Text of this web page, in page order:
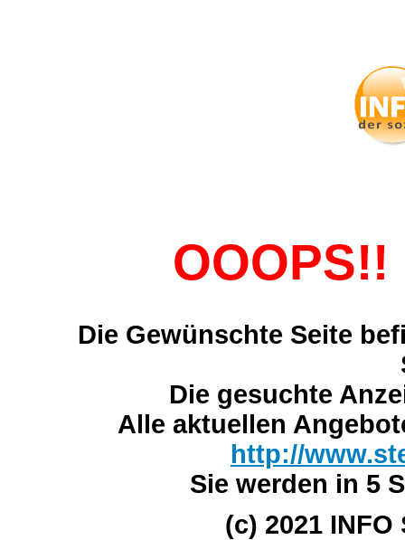
OOOPS!!
Die Gewünschte Seite
Die gesuchte
Alle aktuellen
http://
Sie werden in 5
(c) 2021